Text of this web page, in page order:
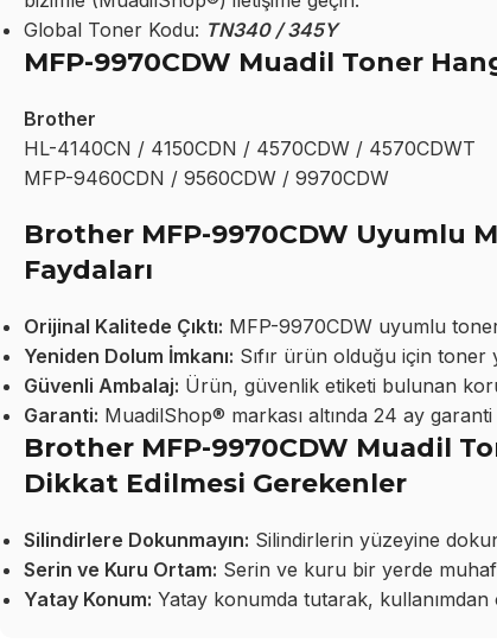
Global Toner Kodu: TN340 / 345Y
MFP-9970CDW Muadil Toner
Brother
HL-4140CN / 4150CDN / 4570CDW / 4570CDWT
MFP-9460CDN / 9560CDW / 9970CDW
Brother MFP-9970CDW Uyumlu
Faydaları
Orijinal Kalitede Çıktı: MFP-9970CDW uyumlu
Yeniden Dolum İmkanı: Sıfır ürün olduğu için toner
Güvenli Ambalaj: Ürün, güvenlik etiketi bulunan
Garanti: MuadilShop® markası altında 24 ay garanti
Brother MFP-9970CDW Muadil
Dikkat Edilmesi Gerekenler
Silindirlere Dokunmayın: Silindirlerin yüzeyine
Serin ve Kuru Ortam: Serin ve kuru bir yerde
Yatay Konum: Yatay konumda tutarak, kullanımdan